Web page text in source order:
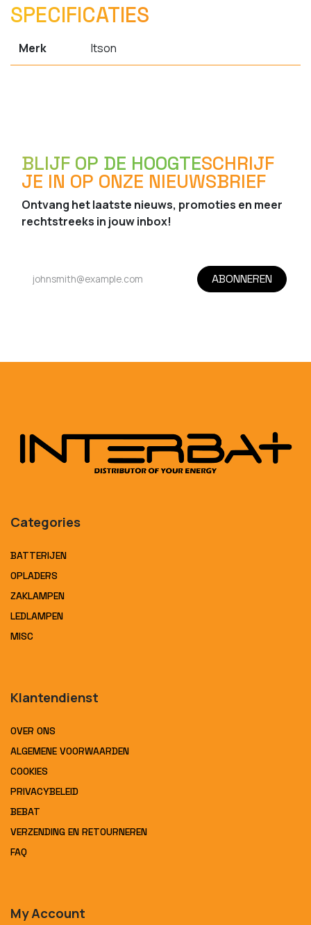
SPECIFICATIES
Merk Itson
BLIJF OP DE HOOGTESCHRIJF
JE IN OP ONZE NIEUWSBRIEF
Ontvang het laatste nieuws, promoties en meer
rechtstreeks in jouw inbox!
ABONNEREN
Categories
BATTERIJEN
OPLADERS
ZAKLAMPEN
LEDLAMPEN
MISC
Klantendienst
OVER ONS
ALGEMENE VOORWAARDEN
COOKIES
PRIVACYBELEID
BEBAT
VERZENDING EN RETOURNEREN
FAQ
My Account